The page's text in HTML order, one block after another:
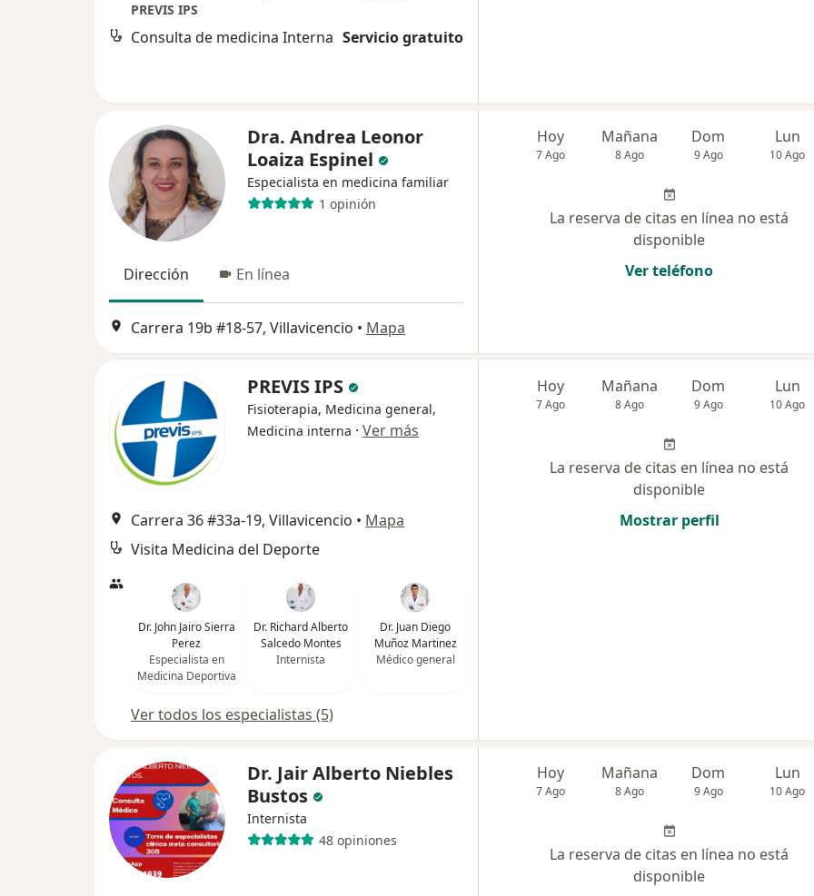
PREVIS IPS
Consulta de medicina Interna Servicio gratuito
Dra. Andrea Leonor
Loaiza Espinel
Especialista en medicina familiar
1 opinión
Dirección En línea
Carrera 19b #18-57, Villavicencio • Mapa
Hoy
7 Ago
Mañana
8 Ago
Dom
9 Ago
Lun
10 Ago
La reserva de citas en línea no está
disponible
Ver teléfono
PREVIS IPS
Fisioterapia, Medicina general,
Medicina interna · Ver más
Carrera 36 #33a-19, Villavicencio • Mapa
Visita Medicina del Deporte
Dr. John Jairo Sierra
Perez
Especialista en
Medicina Deportiva
Dr. Richard Alberto
Salcedo Montes
Internista
Dr. Juan Diego
Muñoz Martinez
Médico general
Ver todos los especialistas (5)
Hoy
7 Ago
Mañana
8 Ago
Dom
9 Ago
Lun
10 Ago
La reserva de citas en línea no está
disponible
Mostrar perfil
Dr. Jair Alberto Niebles
Bustos
Internista
48 opiniones
Hoy
7 Ago
Mañana
8 Ago
Dom
9 Ago
Lun
10 Ago
La reserva de citas en línea no está
disponible